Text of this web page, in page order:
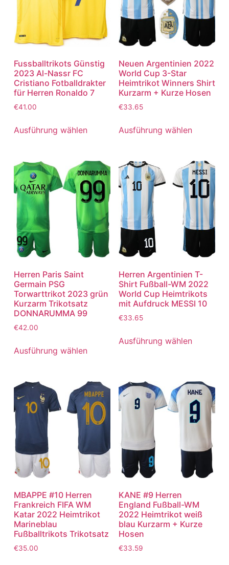
Fussballtrikots Günstig
2023 Al-Nassr FC
Cristiano Fotballdrakter
für Herren Ronaldo 7
€41.00
Ausführung wählen
Neuen Argentinien 2022
World Cup 3-Star
Heimtrikot Winners Shirt
Kurzarm + Kurze Hosen
€33.65
Ausführung wählen
Herren Paris Saint
Germain PSG
Torwarttrikot 2023 grün
Kurzarm Trikotsatz
DONNARUMMA 99
€42.00
Ausführung wählen
Herren Argentinien T-
Shirt Fußball-WM 2022
World Cup Heimtrikots
mit Aufdruck MESSI 10
€33.65
Ausführung wählen
MBAPPE #10 Herren
Frankreich FIFA WM
Katar 2022 Heimtrikot
Marineblau
Fußballtrikots Trikotsatz
€35.00
KANE #9 Herren
England Fußball-WM
2022 Heimtrikot weiß
blau Kurzarm + Kurze
Hosen
€33.59